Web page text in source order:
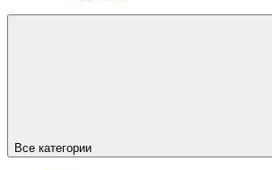
Все категории